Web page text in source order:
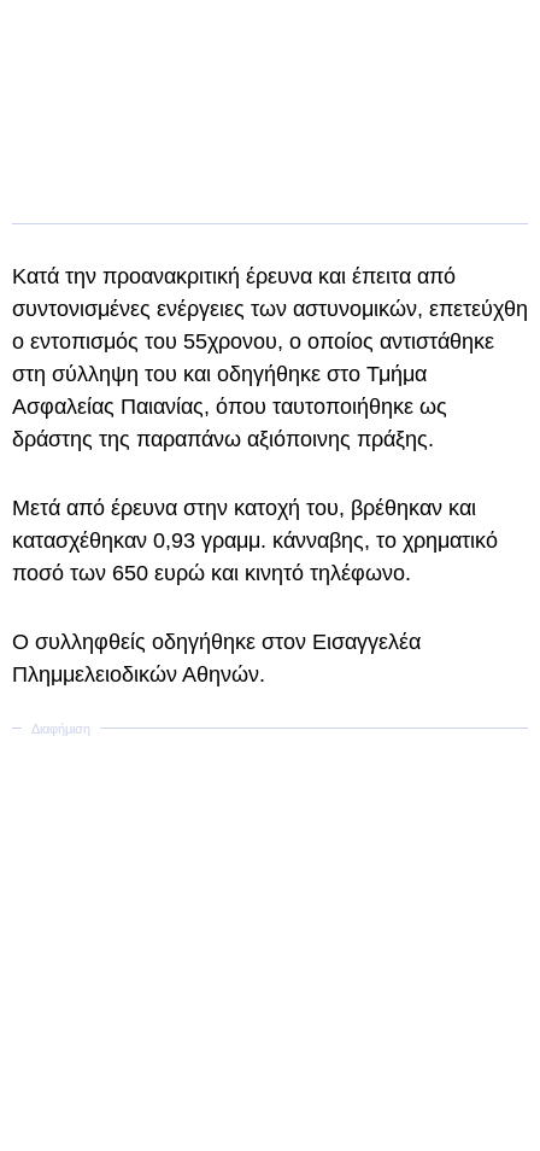
Κατά την προανακριτική έρευνα και έπειτα από
συντονισμένες ενέργειες των αστυνομικών, επετεύχθη
ο εντοπισμός του 55χρονου, ο οποίος αντιστάθηκε
στη σύλληψη του και οδηγήθηκε στο Τμήμα
Ασφαλείας Παιανίας, όπου ταυτοποιήθηκε ως
δράστης της παραπάνω αξιόποινης πράξης.
Μετά από έρευνα στην κατοχή του, βρέθηκαν και
κατασχέθηκαν 0,93 γραμμ. κάνναβης, το χρηματικό
ποσό των 650 ευρώ και κινητό τηλέφωνο.
Ο συλληφθείς οδηγήθηκε στον Εισαγγελέα
Πλημμελειοδικών Αθηνών.